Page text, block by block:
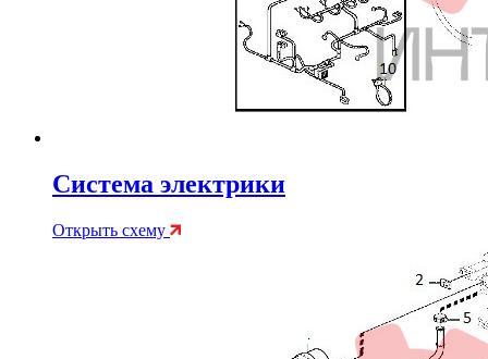
Система электрики
Открыть схему